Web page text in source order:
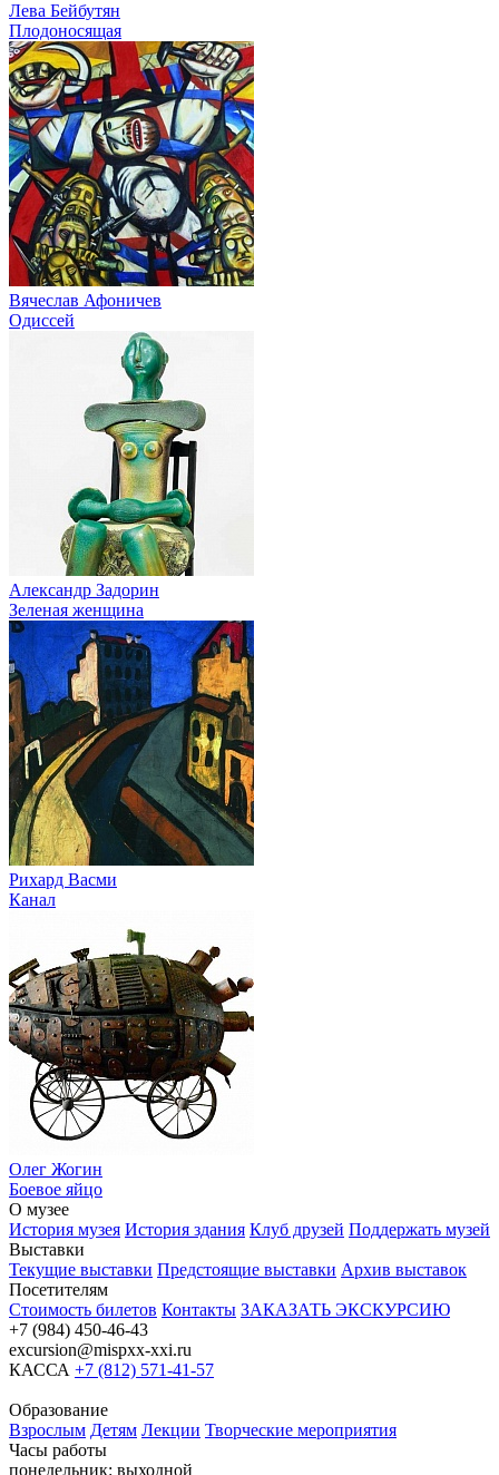
Лева Бейбутян
Плодоносящая
Вячеслав Афоничев
Одиссей
Александр Задорин
Зеленая женщина
Рихард Васми
Канал
Олег Жогин
Боевое яйцо
О музее
История музея История здания Клуб друзей Поддержать музей
Выставки
Текущие выставки Предстоящие выставки Архив выставок
Посетителям
Стоимость билетов Контакты ЗАКАЗАТЬ ЭКСКУРСИЮ
+7 (984) 450-46-43
excursion@mispxx-xxi.ru
КАССА +7 (812) 571-41-57
Образование
Взрослым Детям Лекции Творческие мероприятия
Часы работы
понедельник: выходной